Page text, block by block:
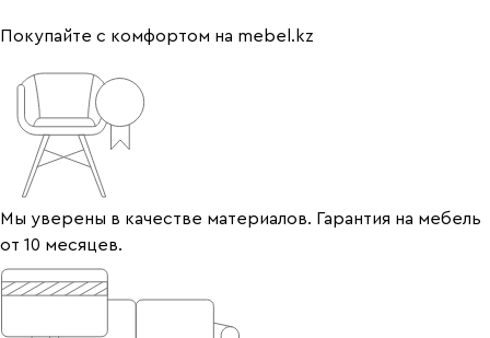
Покупайте с комфортом на mebel.kz
Мы уверены в качестве материалов. Гарантия на мебель
от 10 месяцев.